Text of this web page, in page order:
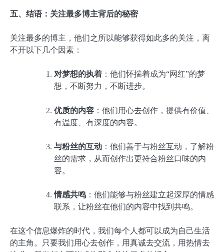
五、结语：关注最多博主背后的秘密
关注最多的博主，他们之所以能够获得如此多的关注，离
不开以下几个因素：
对梦想的执着 ：他们怀揣着成为“网红”的梦
想，不断努力，不断进步。
优质的内容 ：他们用心去创作，提供有价值、
有温度、有深度的内容。
与粉丝的互动 ：他们善于与粉丝互动，了解粉
丝的需求，从而创作出更符合粉丝口味的内
容。
情感共鸣 ：他们能够与粉丝建立起深厚的情感
联系，让粉丝在他们的内容中找到共鸣。
在这个信息爆炸的时代，我们每个人都可以成为自己生活
的主角。只要我们用心去创作，用真诚去交流，用热情去